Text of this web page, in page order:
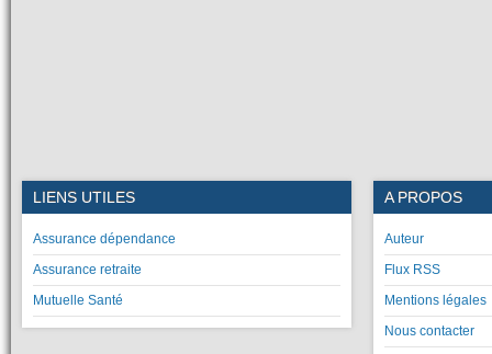
LIENS UTILES
Assurance dépendance
Assurance retraite
Mutuelle Santé
A PROPOS
Auteur
Flux RSS
Mentions légales
Nous contacter